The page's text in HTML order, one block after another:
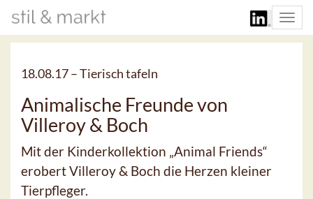
18.08.17 –Tierisch tafeln
Animalische Freunde von
Villeroy & Boch
Mit der Kinderkollektion „Animal Friends“
erobert Villeroy & Boch die Herzen kleiner
Tierpfleger.